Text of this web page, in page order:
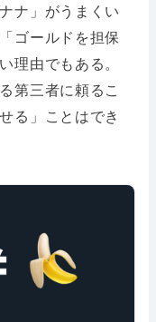
ナ」がうまくい
ゴールドを担保
理由でもある。
第三者に頼るこ
る」ことはでき